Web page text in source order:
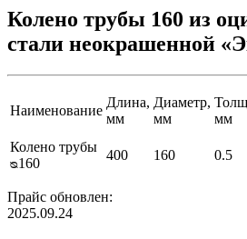
Колено трубы 160 из
стали неокрашенной
Наименование
Длина,
мм
Диаметр,
мм
мм
Колено трубы
ᴓ160
400 160 0.5
Прайс обновлен:
2025.09.24